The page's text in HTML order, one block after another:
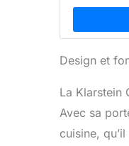
Design et
La Klarstein
Avec sa
cuisine,